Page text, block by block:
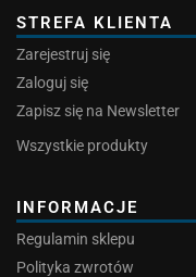
STREFA KLIENTA
Zarejestruj się
Zaloguj się
Zapisz się na Newsletter
Wszystkie produkty
INFORMACJE
Regulamin sklepu
Polityka zwrotów